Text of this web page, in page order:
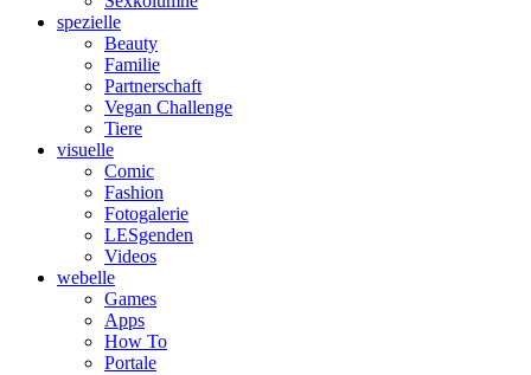
spezielle
Beauty
Familie
Partnerschaft
Vegan Challenge
Tiere
visuelle
Comic
Fashion
Fotogalerie
LESgenden
Videos
webelle
Games
Apps
How To
Portale